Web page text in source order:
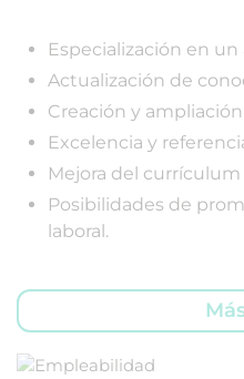
Especialización en
Actualización de
Creación y
Excelencia y
Mejora del currículum
Posibilidades de
laboral.